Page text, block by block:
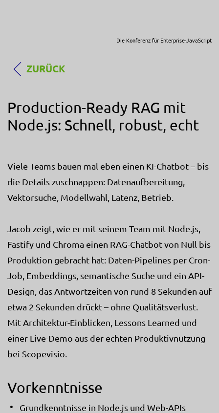
Die Konferenz für Enterprise-JavaScript
ZURÜCK
Production-Ready RAG mit
Node.js: Schnell, robust, echt
Viele Teams bauen mal eben einen KI-Chatbot – bis
die Details zuschnappen: Datenaufbereitung,
Vektorsuche, Modellwahl, Latenz, Betrieb.
Jacob zeigt, wie er mit seinem Team mit Node.js,
Fastify und Chroma einen RAG-Chatbot von Null bis
Produktion gebracht hat: Daten-Pipelines per Cron-
Job, Embeddings, semantische Suche und ein API-
Design, das Antwortzeiten von rund 8 Sekunden auf
etwa 2 Sekunden drückt – ohne Qualitätsverlust.
Mit Architektur-Einblicken, Lessons Learned und
einer Live-Demo aus der echten Produktivnutzung
bei Scopevisio.
Vorkenntnisse
Grundkenntnisse in Node.js und Web-APIs